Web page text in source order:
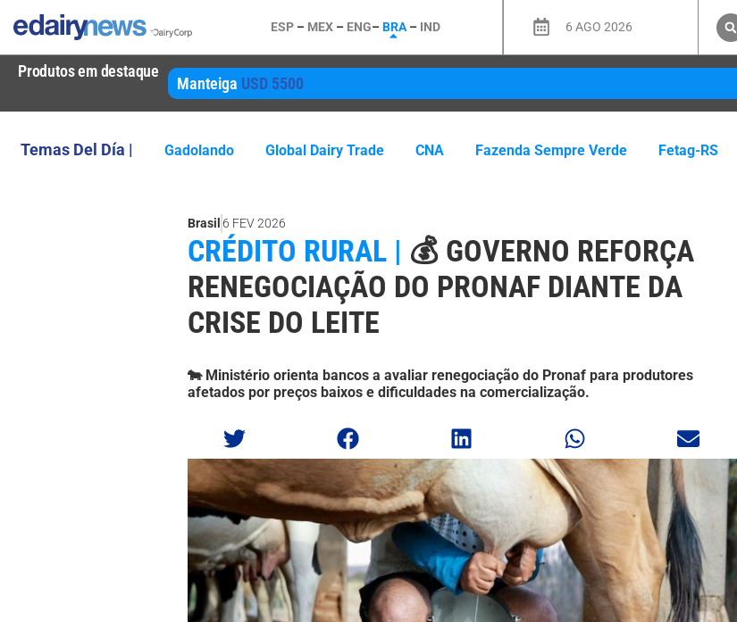
ESP – MEX – ENG–BRA – IND 6 AGO 2026
Produtos em destaque
Manteiga USD 5500
Temas Del Día | Gadolando Global Dairy Trade CNA Fazenda Sempre Verde Fetag-RS
Brasil 6 FEV 2026
CRÉDITO RURAL | 💰 GOVERNO REFORÇA
RENEGOCIAÇÃO DO PRONAF DIANTE DA
CRISE DO LEITE
🐄 Ministério orienta bancos a avaliar renegociação do Pronaf para produtores
afetados por preços baixos e dificuldades na comercialização.